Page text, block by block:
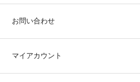
お問い合わせ
マイアカウント